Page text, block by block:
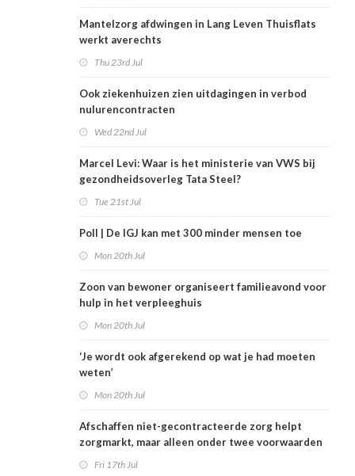
Mantelzorg afdwingen in Lang Leven Thuisflats
werkt averechts
Thu 23rd Jul
Ook ziekenhuizen zien uitdagingen in verbod
nulurencontracten
Wed 22nd Jul
Marcel Levi: Waar is het ministerie van VWS bij
gezondheidsoverleg Tata Steel?
Tue 21st Jul
Poll | De IGJ kan met 300 minder mensen toe
Mon 20th Jul
Zoon van bewoner organiseert familieavond voor
hulp in het verpleeghuis
Mon 20th Jul
‘Je wordt ook afgerekend op wat je had moeten
weten’
Mon 20th Jul
Afschaffen niet-gecontracteerde zorg helpt
zorgmarkt, maar alleen onder twee voorwaarden
Fri 17th Jul